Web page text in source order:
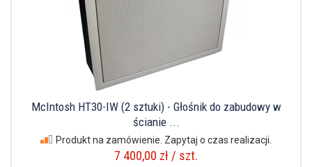
McIntosh HT30-IW (2 sztuki) - Głośnik do zabudowy w
ścianie ...
Produkt na zamówienie. Zapytaj o czas realizacji.
7 400,00 zł / szt.